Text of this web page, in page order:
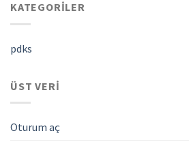
KATEGORILER
pdks
ÜST VERI
Oturum aç